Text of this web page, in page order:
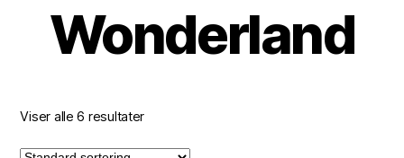
Wonderland
Viser alle 6 resultater